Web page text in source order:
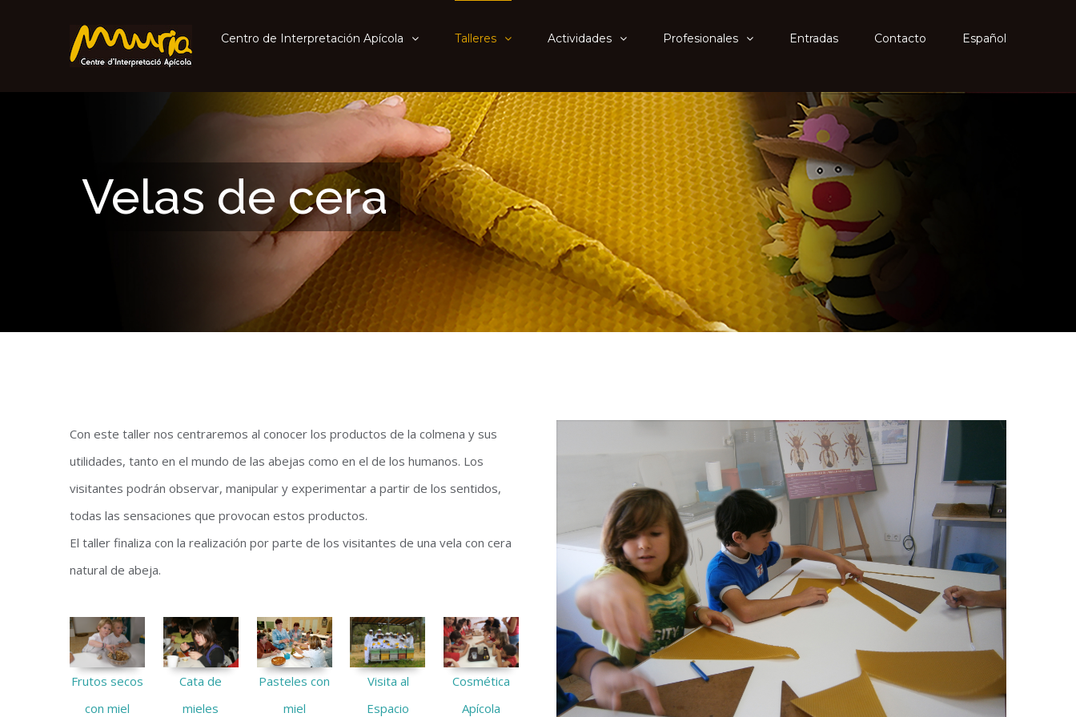
Centro de Interpretación Apícola Talleres Actividades Profesionales Entradas Contacto Español
Velas de cera
Con este taller nos centraremos al conocer los productos de la colmena y sus
utilidades, tanto en el mundo de las abejas como en el de los humanos. Los
visitantes podrán observar, manipular y experimentar a partir de los sentidos,
todas las sensaciones que provocan estos productos.
El taller finaliza con la realización por parte de los visitantes de una vela con cera
natural de abeja.
Frutos secos
con miel
Cata de
mieles
Pasteles con
miel
Visita al
Espacio
Cosmética
Apícola